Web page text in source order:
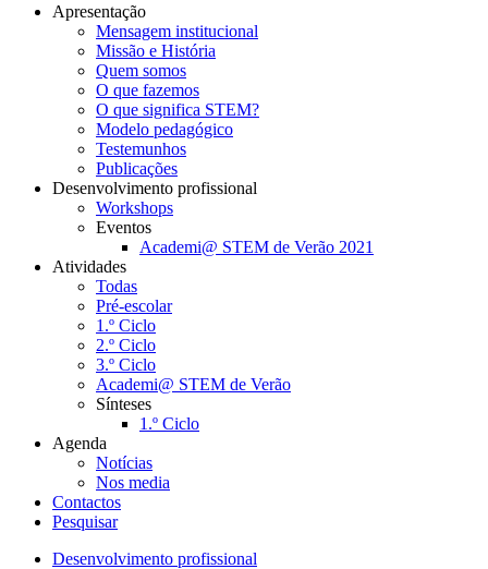
Apresentação
Mensagem institucional
Missão e História
Quem somos
O que fazemos
O que significa STEM?
Modelo pedagógico
Testemunhos
Publicações
Desenvolvimento profissional
Workshops
Eventos
Academi@ STEM de Verão 2021
Atividades
Todas
Pré-escolar
1.º Ciclo
2.º Ciclo
3.º Ciclo
Academi@ STEM de Verão
Sínteses
1.º Ciclo
Agenda
Notícias
Nos media
Contactos
Pesquisar
Desenvolvimento profissional